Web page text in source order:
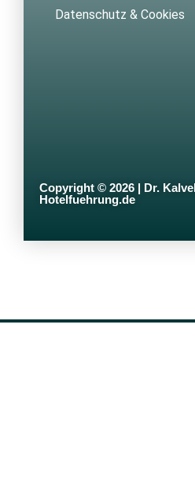
Datenschutz & Cookies
Copyright © 2026 | Dr.
Hotelfuehrung.de